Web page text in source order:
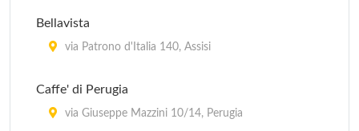
Trattoria degli Angeli
Bellavista
via Patrono d'Italia 140, Assisi
Caffe' di Perugia
via Giuseppe Mazzini 10/14, Perugia